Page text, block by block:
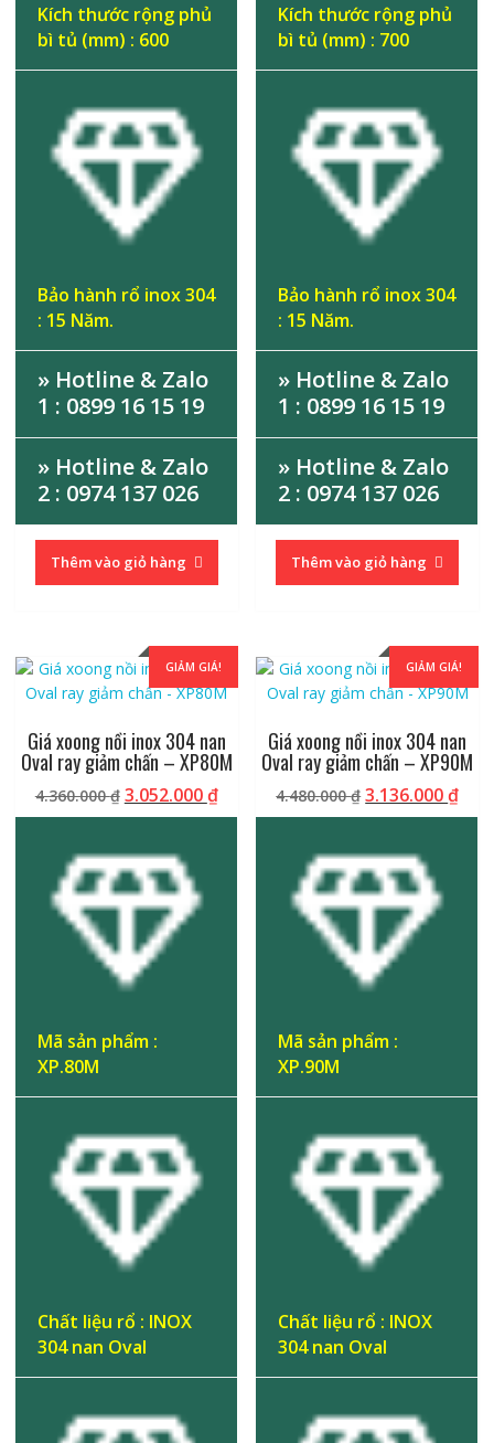
Kích thước rộng phủ
bì tủ (mm) : 600
Bảo hành rổ inox 304
: 15 Năm.
» Hotline & Zalo
1 : 0899 16 15 19
» Hotline & Zalo
2 : 0974 137 026
Thêm vào giỏ hàng
Kích thước rộng phủ
bì tủ (mm) : 700
Bảo hành rổ inox 304
: 15 Năm.
» Hotline & Zalo
1 : 0899 16 15 19
» Hotline & Zalo
2 : 0974 137 026
Thêm vào giỏ hàng
GIẢM GIÁ!
Giá xoong nồi inox 304 nan
Oval ray giảm chấn – XP80M
4.360.000₫ Giá
gốc
4.360.000 ₫.
3.052.000₫Giá
hiện
3.052.000 ₫.
Mã sản phẩm :
XP.80M
Chất liệu rổ : INOX
304 nan Oval
GIẢM GIÁ!
Giá xoong nồi inox 304 nan
Oval ray giảm chấn – XP90M
4.480.000₫Giá
gốc
4.480.000 ₫.
3.136.000₫Giá
hiện
Mã sản phẩm :
XP.90M
Chất liệu rổ : INOX
304 nan Oval